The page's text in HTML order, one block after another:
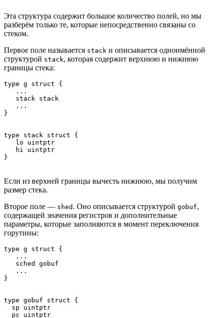
Эта структура содержит большое количество полей, но мы
разберём только те, которые непосредственно связаны со
стеком.
Первое поле называется stack и описывается одноимённой
структурой stack, которая содержит верхнюю и нижнюю
границы стека:
type g struct {
   ...
   stack stack
   ...
}
type stack struct {
   lo uintptr
   hi uintptr
}
Если из верхней границы вычесть нижнюю, мы получим
размер стека.
Второе поле — shed . Оно описывается структурой gobuf,
содержащей значения регистров и дополнительные
параметры, которые заполняются в момент переключения
горутины:
type g struct {
   ...
   sched gobuf
   ...
}
type gobuf struct {
  sp uintptr
  pc uintptr